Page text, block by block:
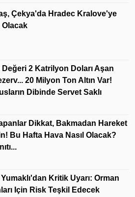
Çekya'da Hradec Kralove'ye
Olacak
Değeri 2 Katrilyon Doları Aşan
20 Milyon Ton Altın Var!
Dibinde Servet Saklı
Dikkat, Bakmadan Hareket
Bu Hafta Hava Nasıl Olacak?
Kritik Uyarı: Orman
Için Risk Teşkil Edecek